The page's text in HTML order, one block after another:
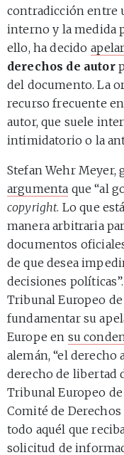
contradicción entre
interno y la medida
ello, ha decido apelar
derechos de autor
del documento. La
recurso frecuente
autor, que suele
intimidatorio o la
Stefan Wehr Meyer,
argumenta que “al
copyright. Lo que
manera arbitraria
documentos
de que desea
decisiones
Tribunal Europeo
fundamentar su
Europe en su
alemán, “el derecho
derecho de libertad
Tribunal Europeo
Comité de Derechos
todo aquél que
solicitud de